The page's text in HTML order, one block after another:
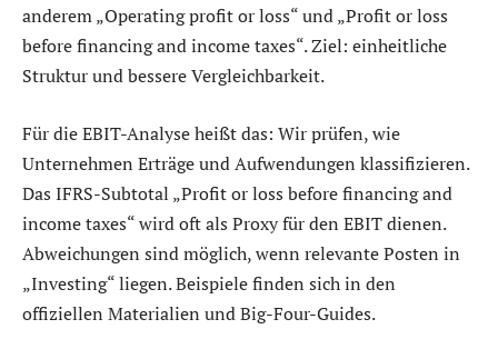
anderem „Operating profit or loss“ und „Profit or loss
before financing and income taxes“. Ziel: einheitliche
Struktur und bessere Vergleichbarkeit.
Für die EBIT-Analyse heißt das: Wir prüfen, wie
Unternehmen Erträge und Aufwendungen klassifizieren.
Das IFRS-Subtotal „Profit or loss before financing and
income taxes“ wird oft als Proxy für den EBIT dienen.
Abweichungen sind möglich, wenn relevante Posten in
„Investing“ liegen. Beispiele finden sich in den
offiziellen Materialien und Big-Four-Guides.